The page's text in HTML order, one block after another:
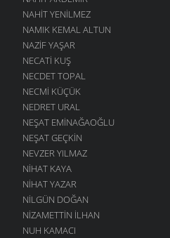
NAHIT YENILMEZ
NAMIK KEMAL ALTUN
NAZIF YAŞAR
NECATI KUŞ
NECDET TOPAL
NECMI KÜÇÜK
NEDRET URAL
NEŞAT EMINAĞAOĞLU
NEŞAT GEÇKIN
NEVZER YILMAZ
NIHAT KAYA
NIHAT YAZAR
NILGÜN DOĞAN
NIZAMETTIN İLHAN
NUH KAMACI